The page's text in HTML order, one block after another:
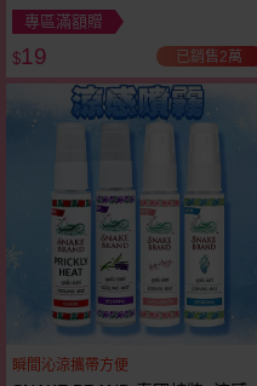
專區滿額贈
$19 已銷售2萬
瞬間沁涼攜帶方便